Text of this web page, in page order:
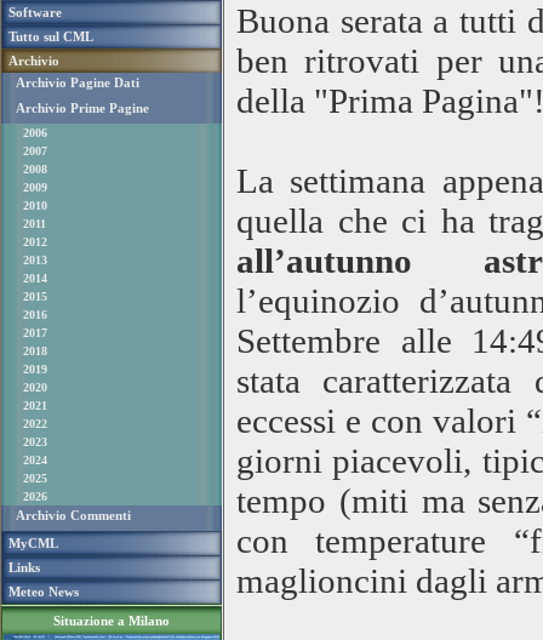
Software
Tutto sul CML
Archivio
Archivio Pagine Dati
Archivio Prime Pagine
2006
2007
2008
2009
2010
2011
2012
2013
2014
2015
2016
2017
2018
2019
2020
2021
2022
2023
2024
2025
2026
Archivio Commenti
MyCML
Links
Meteo News
Situazione a Milano
Buona serata a tutti
ben ritrovati per
della "Prima
La settimana
quella che ci ha
all’autunno
l’equinozio
Settembre alle
stata
eccessi e con valori
giorni piacevoli,
tempo (miti ma
con temperature
maglioncini dagli